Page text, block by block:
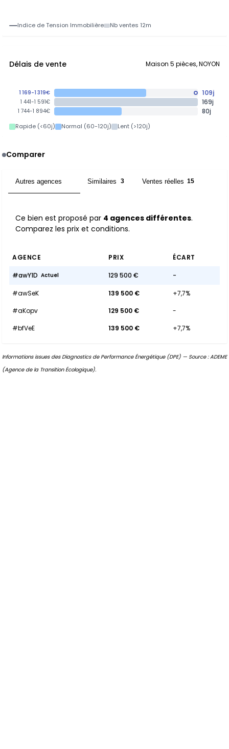
Indice de Tension Immobilière Nb ventes 12m
Délais de vente Maison 5 pièces, NOYON
1 169-1 319€ 109j
1 441-1 591€ 169j
1 744-1 894€ 80j
Rapide (<60j) Normal (60-120j) Lent (>120j)
Comparer
Autres agences Similaires 3 Ventes réelles 15
Ce bien est proposé par 4 agences différentes.
Comparez les prix et conditions.
AGENCE PRIX ÉCART
#awY1D Actuel 129 500 € -
#awSeK 139 500 €
+7,7%
#aKopv
129 500 €
-
#bfVeE
139 500 € +7,7%
Informations issues des Diagnostics de Performance Énergétique (DPE) — Source : ADEME
(Agence de la Transition Écologique).